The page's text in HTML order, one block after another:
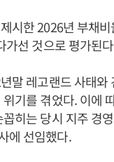
시한 2026년 부채
가선 것으로 평가된
말 레고랜드 사태와
기를 겪었다. 이에
히는 당시 지주 경
에 선임했다.